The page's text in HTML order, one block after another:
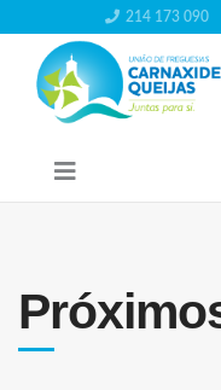
214 173 090